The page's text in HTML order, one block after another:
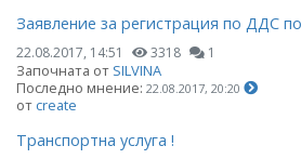
Заявление за регистрация по ДДС
22.08.2017, 14:51 3318 1
Започната от SILVINA
Последно мнение: 22.08.2017, 20:20
отcreate
Транспортна услуга !